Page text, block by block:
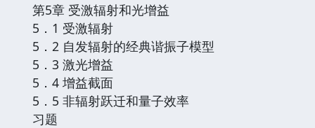
第5章 受激辐射和光增益
5．1 受激辐射
5．2 自发辐射的经典谐振子模型
5．3 激光增益
5．4 增益截面
5．5 非辐射跃迁和量子效率
习题